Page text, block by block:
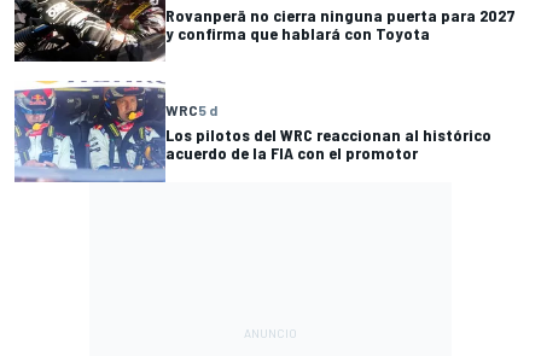
Rovanperä no cierra ninguna puerta para 2027
y confirma que hablará con Toyota
WRC5 d
Los pilotos del WRC reaccionan al histórico
acuerdo de la FIA con el promotor